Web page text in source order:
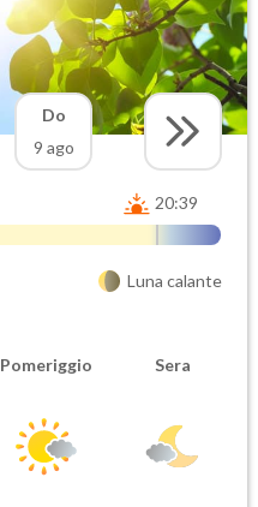
Do
9 ago
20:39
Luna calante
Pomeriggio Sera